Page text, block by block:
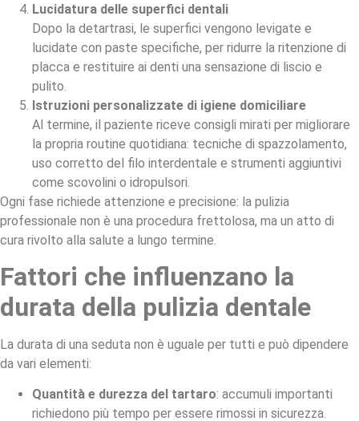
Lucidatura delle superfici dentali
Dopo la detartrasi, le superfici vengono levigate e
lucidate con paste specifiche, per ridurre la ritenzione di
placca e restituire ai denti una sensazione di liscio e
pulito.
Istruzioni personalizzate di igiene domiciliare
Al termine, il paziente riceve consigli mirati per migliorare
la propria routine quotidiana: tecniche di spazzolamento,
uso corretto del filo interdentale e strumenti aggiuntivi
come scovolini o idropulsori.
Ogni fase richiede attenzione e precisione: la pulizia
professionale non è una procedura frettolosa, ma un atto di
cura rivolto alla salute a lungo termine.
Fattori che influenzano la
durata della pulizia dentale
La durata di una seduta non è uguale per tutti e può dipendere
da vari elementi:
Quantità e durezza del tartaro: accumuli importanti
richiedono più tempo per essere rimossi in sicurezza.